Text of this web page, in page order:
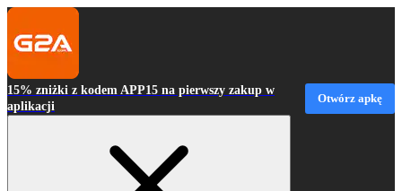
15% zniżki z kodem APP15 na pierwszy zakup w
aplikacji
Otwórz apkę